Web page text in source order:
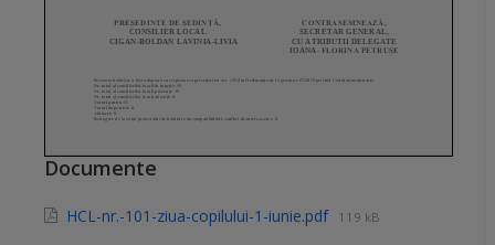
Documente
HCL-nr.-101-ziua-copilului-1-iunie.pdf 119 kB